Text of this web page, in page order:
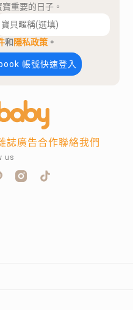
重要的日子。
和隱私政策 。
帳號快速登入
誌廣告合作聯絡我們
us